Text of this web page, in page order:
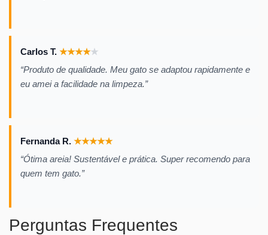
Carlos T. ★★★★★
“Produto de qualidade. Meu gato se adaptou rapidamente e
eu amei a facilidade na limpeza.”
Fernanda R. ★★★★★
“Ótima areia! Sustentável e prática. Super recomendo para
quem tem gato.”
Perguntas Frequentes